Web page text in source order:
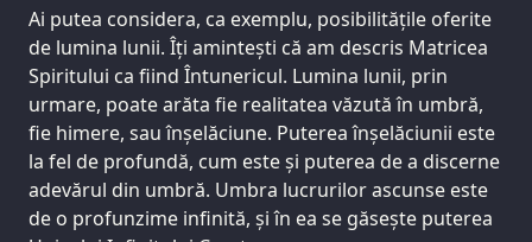
Ai putea considera, ca exemplu, posibilitățile oferite
de lumina lunii. Îți amintești că am descris Matricea
Spiritului ca fiind Întunericul. Lumina lunii, prin
urmare, poate arăta fie realitatea văzută în umbră,
fie himere, sau înșelăciune. Puterea înșelăciunii este
la fel de profundă, cum este și puterea de a discerne
adevărul din umbră. Umbra lucrurilor ascunse este
de o profunzime infinită, și în ea se găsește puterea